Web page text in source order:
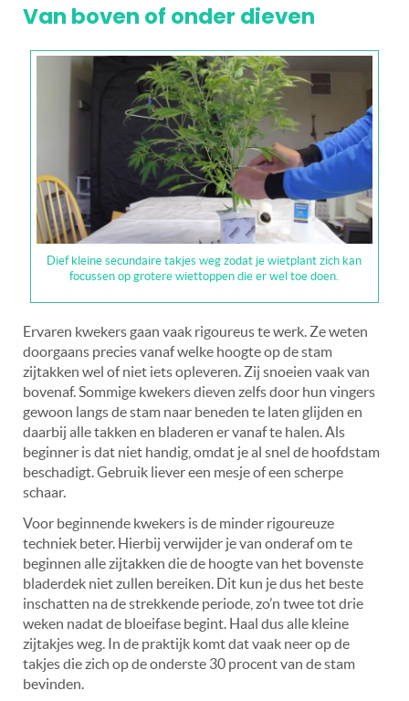
Van boven of onder dieven
Dief kleine secundaire takjes weg zodat je wietplant zich kan
focussen op grotere wiettoppen die er wel toe doen.
Ervaren kwekers gaan vaak rigoureus te werk. Ze weten
doorgaans precies vanaf welke hoogte op de stam
zijtakken wel of niet iets opleveren. Zij snoeien vaak van
bovenaf. Sommige kwekers dieven zelfs door hun vingers
gewoon langs de stam naar beneden te laten glijden en
daarbij alle takken en bladeren er vanaf te halen. Als
beginner is dat niet handig, omdat je al snel de hoofdstam
beschadigt. Gebruik liever een mesje of een scherpe
schaar.
Voor beginnende kwekers is de minder rigoureuze
techniek beter. Hierbij verwijder je van onderaf om te
beginnen alle zijtakken die de hoogte van het bovenste
bladerdek niet zullen bereiken. Dit kun je dus het beste
inschatten na de strekkende periode, zo’n twee tot drie
weken nadat de bloeifase begint. Haal dus alle kleine
zijtakjes weg. In de praktijk komt dat vaak neer op de
takjes die zich op de onderste 30 procent van de stam
bevinden.